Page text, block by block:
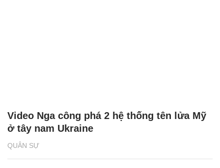
QUÂN SỰ
Video Nga công phá 2 hệ thống tên lửa Mỹ
ở tây nam Ukraine